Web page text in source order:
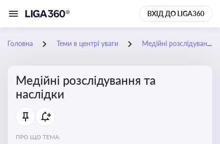
ВХІД ДО LIGA360
Головна Теми в центрі уваги Медійні розслідування та наслідки
Медійні розслідування та
наслідки
ПРО ЩО ТЕМА: